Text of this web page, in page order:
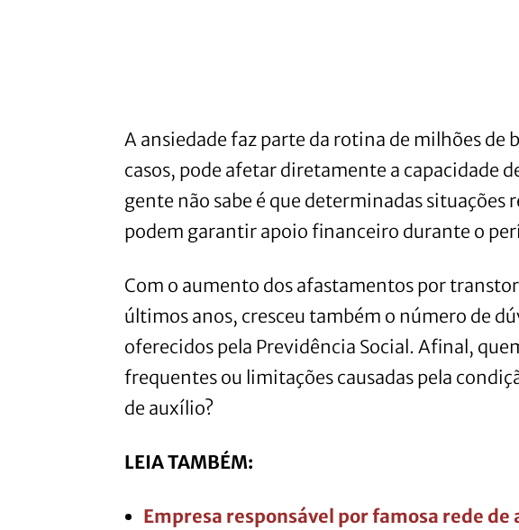
A ansiedade faz parte da rotina de milhões de
casos, pode afetar diretamente a capacidade
gente não sabe é que determinadas situações
podem garantir apoio financeiro durante o
Com o aumento dos afastamentos por
últimos anos, cresceu também o número de
oferecidos pela Previdência Social. Afinal,
frequentes ou limitações causadas pela
de auxílio?
LEIA TAMBÉM:
Empresa responsável por famosa rede de